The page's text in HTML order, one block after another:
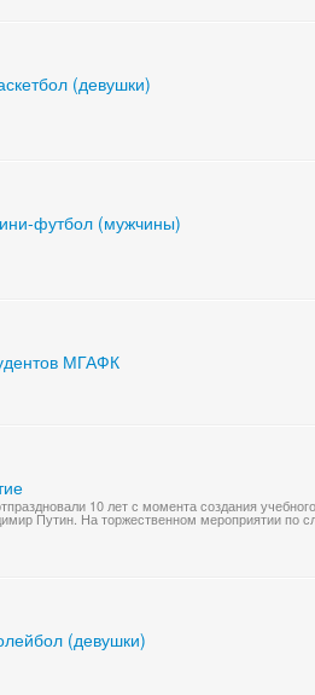
(девушки)
футбол (мужчины)
МГАФК
10 лет с момента создания
Путин. На торжественном мероприятии по
(девушки)